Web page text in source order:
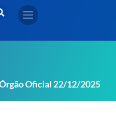
Oficial 22/12/2025